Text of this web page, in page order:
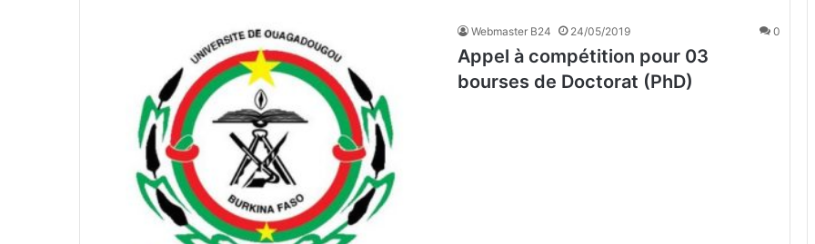
Webmaster B24 24/05/2019 0
Appel à compétition pour 03
bourses de Doctorat (PhD)